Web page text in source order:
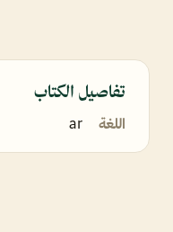
تفاصيل الكتاب
اللغة ar